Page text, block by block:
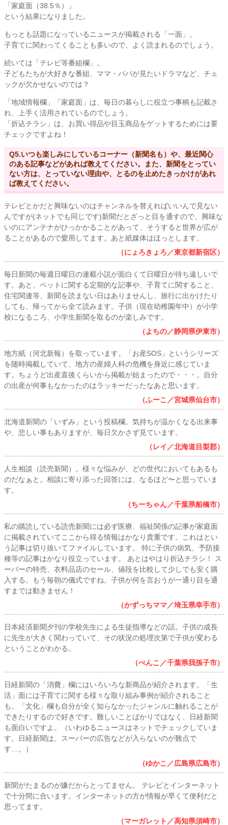
「家庭面（38.5％）」
という結果になりました。
もっとも話題になっているニュースが掲載される「一面」。
子育てに関わってくることも多いので、よく読まれるのでしょう。
続いては「テレビ等番組欄」。
子どもたちが大好きな番組、ママ・パパが見たいドラマなど、チェ
ックが欠かせないのでは？
「地域情報欄」「家庭面」は、毎日の暮らしに役立つ事柄も記載さ
れ、上手く活用されているのでしょう。
「折込チラシ」は、お買い得品や目玉商品をゲットするためには要
チェックですよね！
Q5.いつも楽しみにしているコーナー（新聞名も）や、最近関心
のある記事などがあれば教えてください。また、新聞をとってい
ない方は、とっていない理由や、とるのを止めたきっかけがあれ
ば教えてください。
テレビとかだと興味ないのはチャンネルを替えればいいんで見ない
んですが(ネットでも同じです)新聞だとざっと目を通すので、興味な
いのにアンテナがひっかかることがあって、そうすると世界が広が
ることがあるので愛用してます。あと紙媒体はほっとします。
（にょろきょろ／東京都新宿区）
毎日新聞の毎週日曜日の連載小説が面白くて日曜日が待ち遠しいで
す。あと、ペットに関する定期的な記事や、子育てに関すること、
住宅関連等、新聞を読まない日はありませんし、旅行に出かけたり
しても、帰ってから全て読みます。子供（現在幼稚園年中）が小学
校になるころ、小学生新聞を取るのが楽しみです。
（よちの／静岡県伊東市）
地方紙（河北新報）を取っています。「お産SOS」というシリーズ
を随時掲載していて、地方の産婦人科の危機を身近に感じていま
す。ちょうど出産直後くらいから掲載が始まったので・・・。自分
の出産が何事もなかったのはラッキーだったなあと思います。
（ふーこ／宮城県仙台市）
北海道新聞の「いずみ」という投稿欄。気持ちが温かくなる出来事
や、悲しい事もありますが、毎日欠かさず見ています。
（レイ／北海道目梨郡）
人生相談（読売新聞）。様々な悩みが、どの世代においてもあるも
のだなぁと。相談に寄り添った回答には、なるほど〜と思っていま
す。
（ちーちゃん／千葉県船橋市）
私の購読している読売新聞には必ず医療、福祉関係の記事が家庭面
に掲載されていてここから得る情報はかなり貴重です。これはとい
う記事は切り抜いてファイルしています。 特に子供の病気、予防接
種等の記事はかなり役立っています。 あとはやはり折込チラシ！ ス
ーパーの特売、衣料品店のセール、値段を比較して少しでも安く購
入する。もう毎朝の儀式ですね。子供が何を言おうが一通り目を通
すまでは動きません！
（かずっちママ／埼玉県幸手市）
日本経済新聞夕刊の学校先生による生徒指導などの話。子供の成長
に先生が大きく関わっていて、その状況の処理次第で子供が変わる
ということがわかる。
（ぺんこ／千葉県我孫子市）
日経新聞の「消費」欄にはいろいろな新商品が紹介されます。「生
活」面には子育てに関する様々な取り組み事例が紹介されること
も。「文化」欄も自分が全く知らなかったジャンルに触れることが
できたりするので好きです。難しいことばかりではなく、日経新聞
も面白いですよ。（いわゆるニュースはネットでチェックしていま
す。日経新聞は、スーパーの広告などが入らないのが難点で
す…。）
（ゆかこ／広島県広島市）
新聞がたまるのが嫌だからとってません。 テレビとインターネット
で十分間に合います。インターネットの方が情報が早くて便利だと
思ってます。
（マーガレット／高知県須崎市）